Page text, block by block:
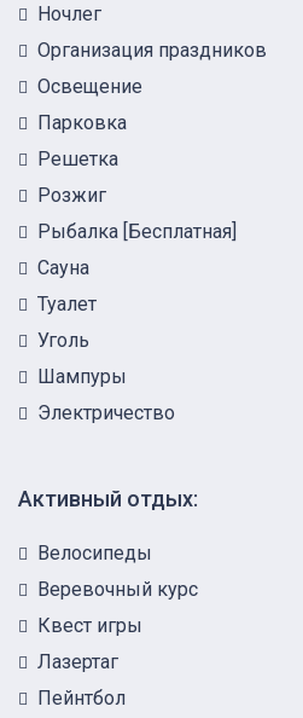
Ночлег
Организация праздников
Освещение
Парковка
Решетка
Розжиг
Рыбалка [Бесплатная]
Сауна
Туалет
Уголь
Шампуры
Электричество
Активный отдых:
Велосипеды
Веревочный курс
Квест игры
Лазертаг
Пейнтбол